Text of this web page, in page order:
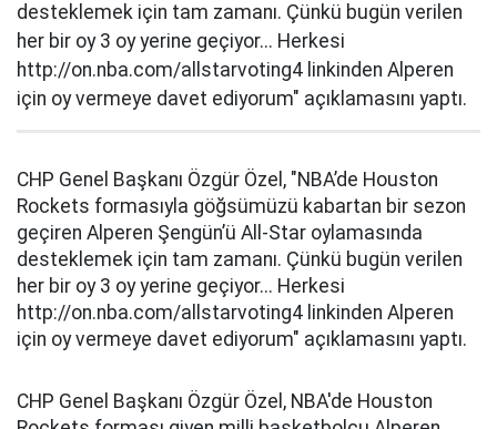
desteklemek için tam zamanı. Çünkü bugün verilen
her bir oy 3 oy yerine geçiyor... Herkesi
http://on.nba.com/allstarvoting4 linkinden Alperen
için oy vermeye davet ediyorum" açıklamasını yaptı.
CHP Genel Başkanı Özgür Özel, "NBA’de Houston
Rockets formasıyla göğsümüzü kabartan bir sezon
geçiren Alperen Şengün’ü All-Star oylamasında
desteklemek için tam zamanı. Çünkü bugün verilen
her bir oy 3 oy yerine geçiyor... Herkesi
http://on.nba.com/allstarvoting4 linkinden Alperen
için oy vermeye davet ediyorum" açıklamasını yaptı.
CHP Genel Başkanı Özgür Özel, NBA'de Houston